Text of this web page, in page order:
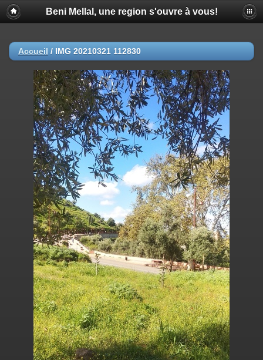
Beni Mellal, une region s'ouvre à vous!
Accueil / IMG 20210321 112830